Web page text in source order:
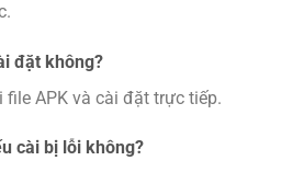
đặt không?
file APK và cài đặt trực tiếp.
cài bị lỗi không?